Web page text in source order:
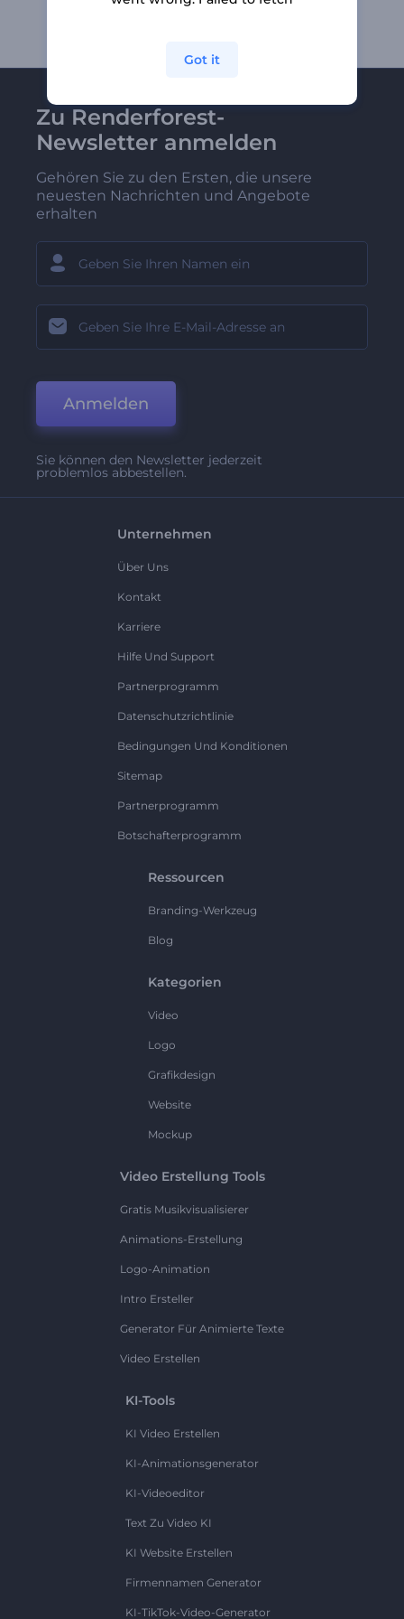
Zu Renderforest-
Newsletter anmelden
Gehören Sie zu den Ersten, die unsere
neuesten Nachrichten und Angebote
erhalten
Anmelden
Sie können den Newsletter jederzeit
problemlos abbestellen.
Unternehmen
Über Uns
Kontakt
Karriere
Hilfe Und Support
Partnerprogramm
Datenschutzrichtlinie
Bedingungen Und Konditionen
Sitemap
Partnerprogramm
Botschafterprogramm
Ressourcen
Branding-Werkzeug
Blog
Kategorien
Video
Logo
Grafikdesign
Website
Mockup
Video Erstellung Tools
Gratis Musikvisualisierer
Animations-Erstellung
Logo-Animation
Intro Ersteller
Generator Für Animierte Texte
Video Erstellen
KI-Tools
KI Video Erstellen
KI-Animationsgenerator
KI-Videoeditor
Text Zu Video KI
KI Website Erstellen
Firmennamen Generator
KI-TikTok-Video-Generator
Got it